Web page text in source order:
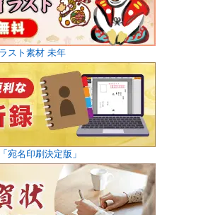
スト素材 未年
宛名印刷決定版」